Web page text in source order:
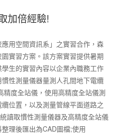
加倍經驗!
應用空間資訊系」之實習合作，森
實習方案。該方案實習提供暑期
生的實習內容以企業內職務工作
性測量儀器量測人孔間地下電纜
精度全站儀，使用高精度全站儀測
位置，以及測量管線平面道路之
讀取慣性測量儀器及高精度全站儀
理後匯出為CAD圖檔;使用